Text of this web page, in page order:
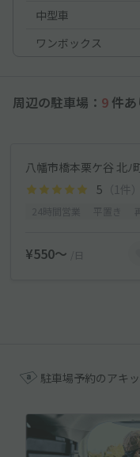
中型車
ワンボックス
周辺の駐車場： 9 件
八幡市橋本栗ケ谷 北ﾉ
5 （1件）
¥550〜 /日
駐車場予約のアキ